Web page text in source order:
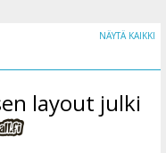
NÄYTÄ KAIKKI
layout julki